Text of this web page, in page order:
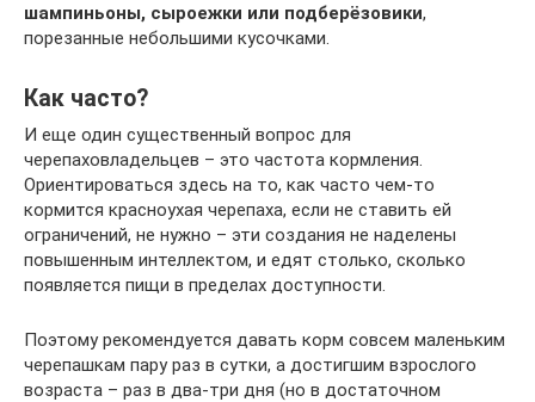
шампиньоны, сыроежки или подберёзовики,
порезанные небольшими кусочками.
Как часто?
И еще один существенный вопрос для
черепаховладельцев – это частота кормления.
Ориентироваться здесь на то, как часто чем-то
кормится красноухая черепаха, если не ставить ей
ограничений, не нужно – эти создания не наделены
повышенным интеллектом, и едят столько, сколько
появляется пищи в пределах доступности.
Поэтому рекомендуется давать корм совсем маленьким
черепашкам пару раз в сутки, а достигшим взрослого
возраста – раз в два-три дня (но в достаточном